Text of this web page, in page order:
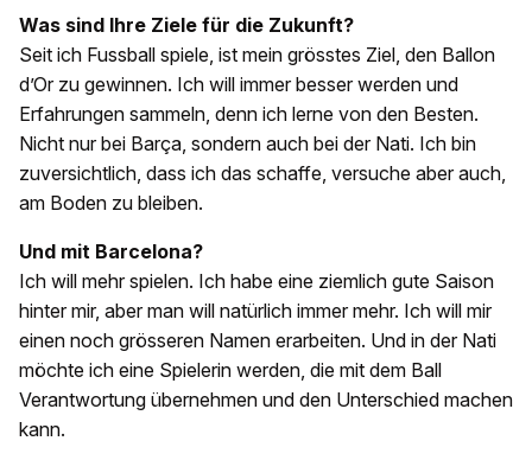
Was sind Ihre Ziele für die Zukunft?
Seit ich Fussball spiele, ist mein grösstes Ziel, den Ballon
d’Or zu gewinnen. Ich will immer besser werden und
Erfahrungen sammeln, denn ich lerne von den Besten.
Nicht nur bei Barça, sondern auch bei der Nati. Ich bin
zuversichtlich, dass ich das schaffe, versuche aber auch,
am Boden zu bleiben.
Und mit Barcelona?
Ich will mehr spielen. Ich habe eine ziemlich gute Saison
hinter mir, aber man will natürlich immer mehr. Ich will mir
einen noch grösseren Namen erarbeiten. Und in der Nati
möchte ich eine Spielerin werden, die mit dem Ball
Verantwortung übernehmen und den Unterschied machen
kann.